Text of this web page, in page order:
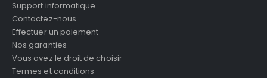
Support informatique
Contactez-nous
Effectuer un paiement
Nos garanties
Vous avez le droit de choisir
Termes et conditions